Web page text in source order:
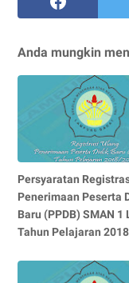
Anda mungkin
Persyaratan
Penerimaan Peserta
Baru (PPDB) SMAN 1
Tahun Pelajaran